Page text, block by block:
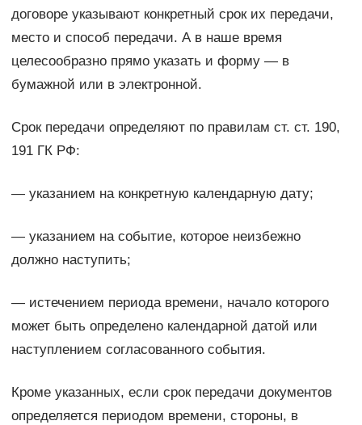
договоре указывают конкретный срок их передачи,
место и способ передачи. А в наше время
целесообразно прямо указать и форму — в
бумажной или в электронной.
Срок передачи определяют по правилам ст. ст. 190,
191 ГК РФ:
— указанием на конкретную календарную дату;
— указанием на событие, которое неизбежно
должно наступить;
— истечением периода времени, начало которого
может быть определено календарной датой или
наступлением согласованного события.
Кроме указанных, если срок передачи документов
определяется периодом времени, стороны, в